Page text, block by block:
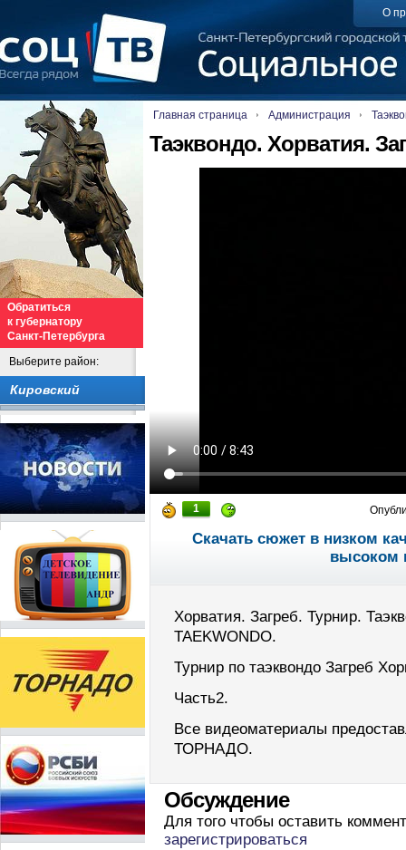
О
Обратиться
к губернатору
Санкт-Петербурга
Выберите район:
Кировский
Главная страница Администрация
Таэквондо. Хорватия.
1
Скачать сюжет в низком
высоком
Хорватия. Загреб. Турнир.
TAEKWONDO.
Турнир по таэквондо Загреб
Часть2.
Все видеоматериалы
ТОРНАДО.
Обсуждение
Для того чтобы оставить
зарегистрироваться